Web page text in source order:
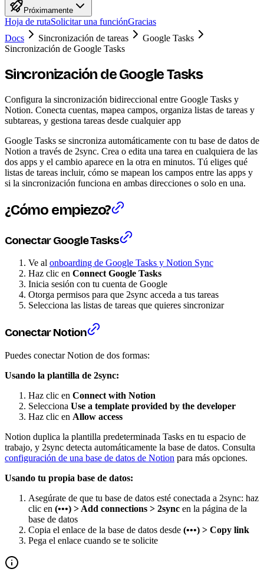
Próximamente
Hoja de rutaSolicitar una funciónGracias
Docs
Sincronización de tareas
Google Tasks
Sincronización de Google Tasks
Sincronización de Google Tasks
Configura la sincronización bidireccional entre Google Tasks y
Notion. Conecta cuentas, mapea campos, organiza listas de tareas y
subtareas, y gestiona tareas desde cualquier app
Google Tasks se sincroniza automáticamente con tu base de datos de
Notion a través de 2sync. Crea o edita una tarea en cualquiera de las
dos apps y el cambio aparece en la otra en minutos. Tú eliges qué
listas de tareas incluir, cómo se mapean los campos entre las apps y
si la sincronización funciona en ambas direcciones o solo en una.
¿Cómo empiezo?
Conectar Google Tasks
Ve al onboarding de Google Tasks y Notion Sync
Haz clic en Connect Google Tasks
Inicia sesión con tu cuenta de Google
Otorga permisos para que 2sync acceda a tus tareas
Selecciona las listas de tareas que quieres sincronizar
Conectar Notion
Puedes conectar Notion de dos formas:
Usando la plantilla de 2sync:
Haz clic en Connect with Notion
Selecciona Use a template provided by the developer
Haz clic en Allow access
Notion duplica la plantilla predeterminada Tasks en tu espacio de
trabajo, y 2sync detecta automáticamente la base de datos. Consulta
configuración de una base de datos de Notion para más opciones.
Usando tu propia base de datos:
Asegúrate de que tu base de datos esté conectada a 2sync: haz
clic en (•••) > Add connections > 2sync en la página de la
base de datos
Copia el enlace de la base de datos desde (•••) > Copy link
Pega el enlace cuando se te solicite